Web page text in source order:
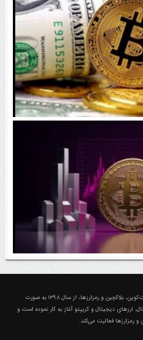
/ بیت‌کوین وارد فاز تازه شد
تهران رمزارز، سیستم جامع بروزترین اخبار بیت‌کوین، بلاکچین و رمزارزها، از سال ۱۳۹۸ به صورت
ارزهای‌ دیجیتال و کریپتو آغاز به کار نموده است و
رمزارزها فعالیت می‌کند.